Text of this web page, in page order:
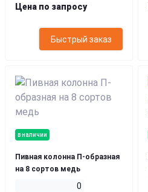
Цена по запросу
Быстрый заказ
в наличии
Пивная колонна П-образная
на 8 сортов медь
0